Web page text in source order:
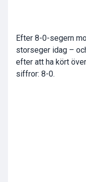
Efter 8-0-segern
storseger idag –
efter att ha kört
siffror: 8-0.